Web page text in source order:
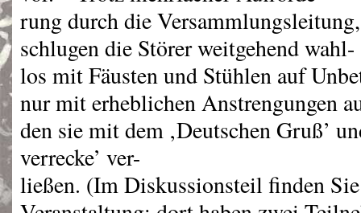
rung durch die
schlugen die Störer weitgehend wahl-
los mit Fäusten und Stühlen auf
nur mit erheblichen Anstrengungen
den sie mit dem ‚Deutschen Gruß’
verrecke’ ver-
ließen. (Im Diskussionsteil finden